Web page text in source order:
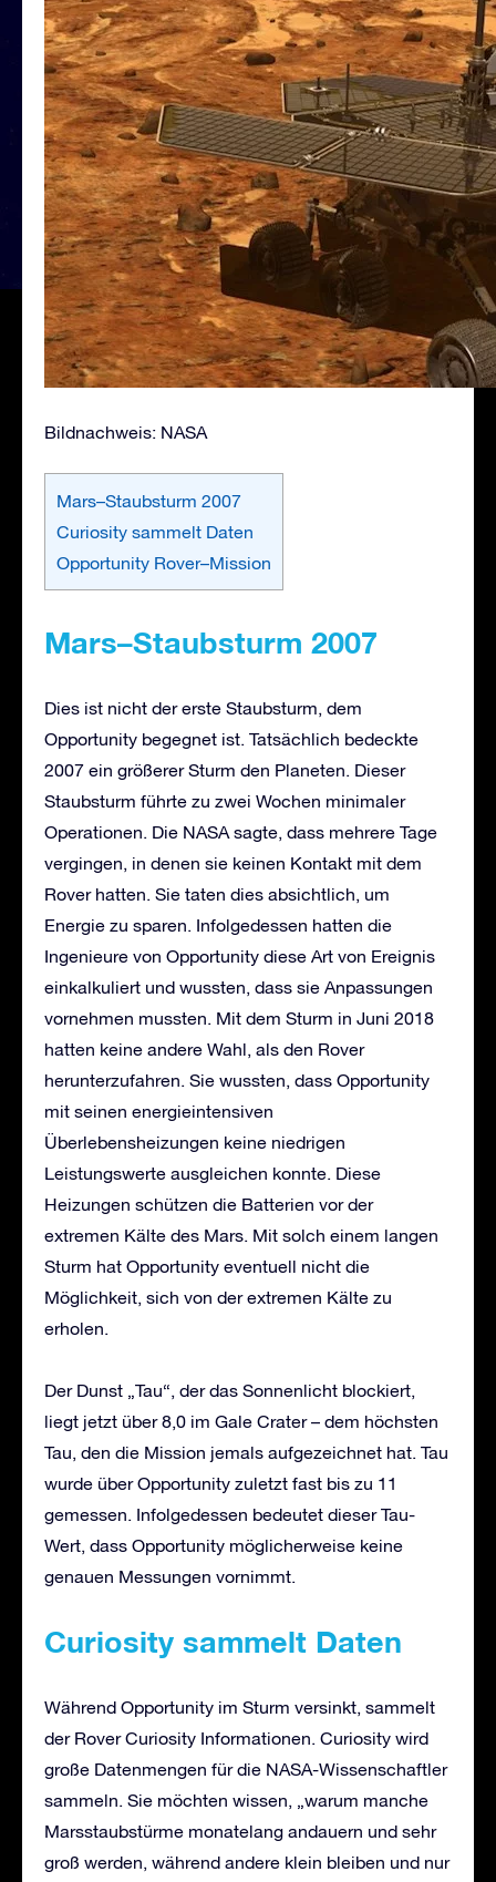
Bildnachweis: NASA
Mars–Staubsturm 2007
Curiosity sammelt Daten
Opportunity Rover–Mission
Mars–Staubsturm 2007
Dies ist nicht der erste Staubsturm, dem
Opportunity begegnet ist. Tatsächlich bedeckte
2007 ein größerer Sturm den Planeten. Dieser
Staubsturm führte zu zwei Wochen minimaler
Operationen. Die NASA sagte, dass mehrere Tage
vergingen, in denen sie keinen Kontakt mit dem
Rover hatten. Sie taten dies absichtlich, um
Energie zu sparen. Infolgedessen hatten die
Ingenieure von Opportunity diese Art von Ereignis
einkalkuliert und wussten, dass sie Anpassungen
vornehmen mussten. Mit dem Sturm in Juni 2018
hatten keine andere Wahl, als den Rover
herunterzufahren. Sie wussten, dass Opportunity
mit seinen energieintensiven
Überlebensheizungen keine niedrigen
Leistungswerte ausgleichen konnte. Diese
Heizungen schützen die Batterien vor der
extremen Kälte des Mars. Mit solch einem langen
Sturm hat Opportunity eventuell nicht die
Möglichkeit, sich von der extremen Kälte zu
erholen.
Der Dunst „Tau“, der das Sonnenlicht blockiert,
liegt jetzt über 8,0 im Gale Crater – dem höchsten
Tau, den die Mission jemals aufgezeichnet hat. Tau
wurde über Opportunity zuletzt fast bis zu 11
gemessen. Infolgedessen bedeutet dieser Tau-
Wert, dass Opportunity möglicherweise keine
genauen Messungen vornimmt.
Curiosity sammelt Daten
Während Opportunity im Sturm versinkt, sammelt
der Rover Curiosity Informationen. Curiosity wird
große Datenmengen für die NASA-Wissenschaftler
sammeln. Sie möchten wissen, „warum manche
Marsstaubstürme monatelang andauern und sehr
groß werden, während andere klein bleiben und nur